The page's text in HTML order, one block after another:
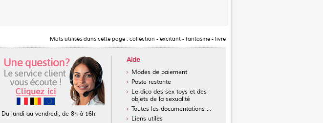
Mots utilisés dans cette page : collection - excitant - fantasme - livre
Du lundi au vendredi, de 8h à 16h
Aide
Modes de paiement
Poste restante
Le dico des sex toys et des
objets de la sexualité
Toutes les documentations ...
Liens utiles